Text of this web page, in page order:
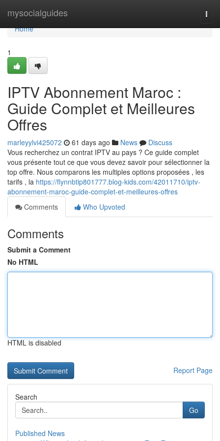
mysocialguides
Home
Home
1
IPTV Abonnement Maroc :
Guide Complet et Meilleures
Offres
marleyylvi425072 61 days ago News
Discuss
Vous recherchez un contrat IPTV au pays ? Ce guide complet
vous présente tout ce que vous devez savoir pour sélectionner la
top offre. Nous comparons les multiples options proposées , les
tarifs , la https://flynnbtip801777.blog-kids.com/42011710/iptv-
abonnement-maroc-guide-complet-et-meilleures-offres
Comments
Who Upvoted
Comments
Submit a Comment
No HTML
HTML is disabled
Report Page
Search
Go
Published News